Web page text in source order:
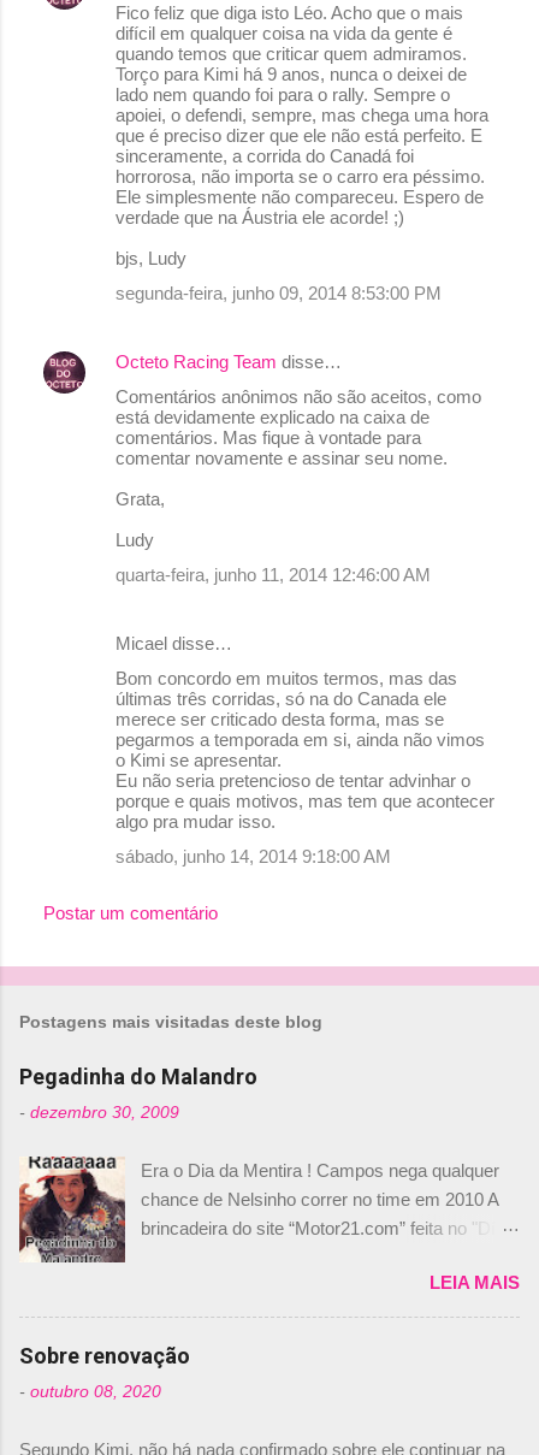
Fico feliz que diga isto Léo. Acho que o mais
difícil em qualquer coisa na vida da gente é
quando temos que criticar quem admiramos.
Torço para Kimi há 9 anos, nunca o deixei de
lado nem quando foi para o rally. Sempre o
apoiei, o defendi, sempre, mas chega uma hora
que é preciso dizer que ele não está perfeito. E
sinceramente, a corrida do Canadá foi
horrorosa, não importa se o carro era péssimo.
Ele simplesmente não compareceu. Espero de
verdade que na Áustria ele acorde! ;)
bjs, Ludy
segunda-feira, junho 09, 2014 8:53:00 PM
Octeto Racing Team disse…
Comentários anônimos não são aceitos, como
está devidamente explicado na caixa de
comentários. Mas fique à vontade para
comentar novamente e assinar seu nome.
Grata,
Ludy
quarta-feira, junho 11, 2014 12:46:00 AM
Micael disse…
Bom concordo em muitos termos, mas das
últimas três corridas, só na do Canada ele
merece ser criticado desta forma, mas se
pegarmos a temporada em si, ainda não vimos
o Kimi se apresentar.
Eu não seria pretencioso de tentar advinhar o
porque e quais motivos, mas tem que acontecer
algo pra mudar isso.
sábado, junho 14, 2014 9:18:00 AM
Postar um comentário
Postagens mais visitadas deste blog
Pegadinha do Malandro
- dezembro 30, 2009
Era o Dia da Mentira ! Campos nega qualquer
chance de Nelsinho correr no time em 2010 A
brincadeira do site “Motor21.com” feita no "Día
de abril –, afirmando que Nelson Piquet havia
comprado 15% das ações da Campos, dando,
com isso, um lugar no time a Nelsinho Piquet,
foi esclarecida de uma vez por todas por
Daniele Audetto, diretor da escuderia. O
LEIA MAIS
Sobre renovação
- outubro 08, 2020
Segundo Kimi, não há nada confirmado sobre ele continuar na